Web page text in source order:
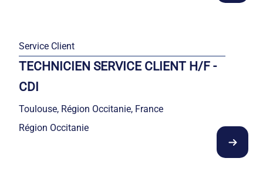
Service Client
TECHNICIEN SERVICE CLIENT H/F -
CDI
Toulouse, Région Occitanie, France
Région Occitanie